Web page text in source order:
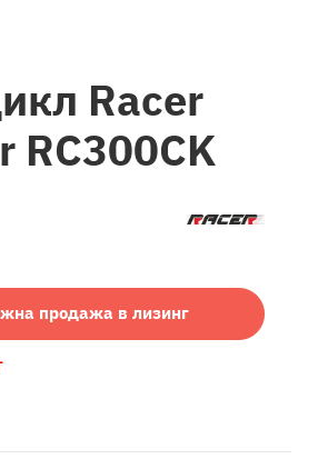
Racer
RC300CK
продажа в лизинг